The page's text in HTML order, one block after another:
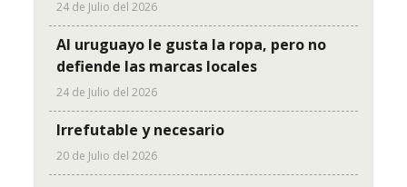
24 de Julio del 2026
Al uruguayo le gusta la ropa, pero no
defiende las marcas locales
24 de Julio del 2026
Irrefutable y necesario
20 de Julio del 2026